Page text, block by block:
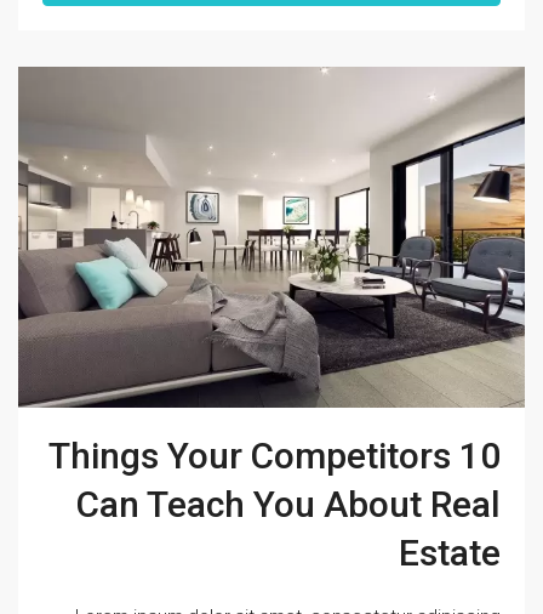
10 Things Your Competitors
Can Teach You About Real
Estate